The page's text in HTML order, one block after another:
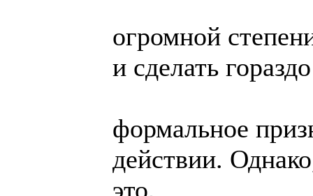
огромной
и сделать
формальное
действии.
это,